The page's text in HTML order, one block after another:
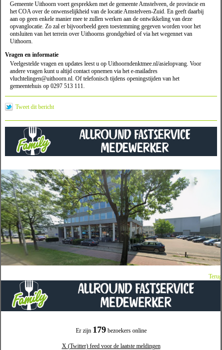
Er zijn 179bezoekers online
X (Twitter) feed voor de laatste meldingen
Gemeente Uithoorn voert gesprekken met de gemeente Amstelveen, de provincie en
het COA over de onwenselijkheid van de locatie Amstelveen-Zuid. En geeft daarbij
aan op geen enkele manier mee te zullen werken aan de ontwikkeling van deze
opvanglocatie. Zo zal er bijvoorbeeld geen toestemming gegeven worden voor het
ontsluiten van het terrein over Uithoorns grondgebied of via het wegennet van
Uithoorn.
Vragen en informatie
Veelgestelde vragen en updates leest u op Uithoorndenktmee.nl/asielopvang. Voor
andere vragen kunt u altijd contact opnemen via het e-mailadres
vluchtelingen@uithoorn.nl. Of telefonisch tijdens openingstijden van het
gemeentehuis op 0297 513 111.
Tweet dit bericht
Terug